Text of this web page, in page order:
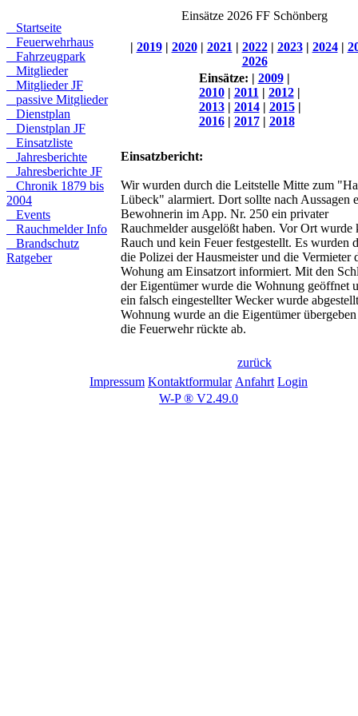
Startseite
Feuerwehrhaus
Fahrzeugpark
Mitglieder
Mitglieder JF
passive Mitglieder
Dienstplan
Dienstplan JF
Einsatzliste
Jahresberichte
Jahresberichte JF
Chronik 1879 bis
2004
Events
Rauchmelder Info
Brandschutz
Ratgeber
Einsätze 2026 FF Schönberg
| 2019| 2020| 2021 | 2022| 2023| 2024|
2026
Einsätze: | 2009|
2010| 2011 | 2012|
2013| 2014| 2015|
2016| 2017| 2018
Einsatzbericht:
Wir wurden durch die Leitstelle Mitte zum
Lübeck" alarmiert. Dort sollte nach Aussagen
Bewohnerin im App. Nr. 250 ein privater
Rauchmelder ausgelößt haben. Vor Ort wurde
Rauch und kein Feuer festgestellt. Es wurden
die Polizei der Hausmeister und die Vermieter
Wohung am Einsatzort informiert. Mit den
der Eigentümer wurde die Wohnung geöffnet
ein falsch eingestellter Wecker wurde
Wohnung wurde an die Eigentümer
die Feuerwehr rückte ab.
zurück
Impressum Kontaktformular Anfahrt Login
W-P ® V2.49.0